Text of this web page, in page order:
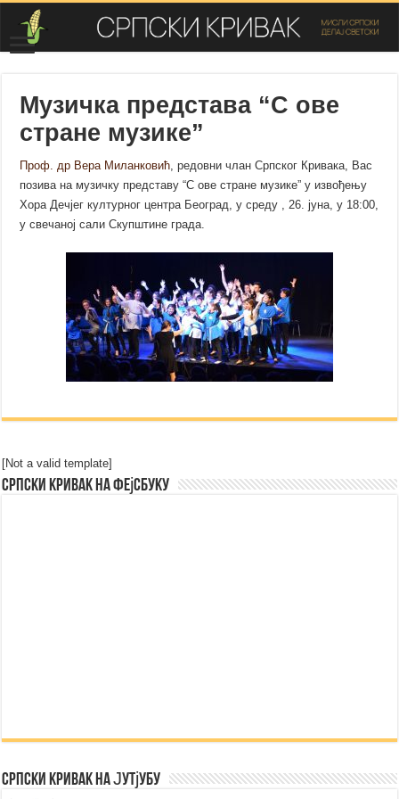
Музичка представа “С ове
стране музике”
Проф. др Вера Миланковић , редовни члан Српског Кривака, Вас
позива на музичку представу “С ове стране музике” у извођењу
Хора Дечјег културног центра Београд, у среду , 26. јуна, у 18:00,
у свечаној сали Скупштине града.
[Not a valid template]
Српски Кривак на Фејсбуку
Српски Кривак на Јутјубу